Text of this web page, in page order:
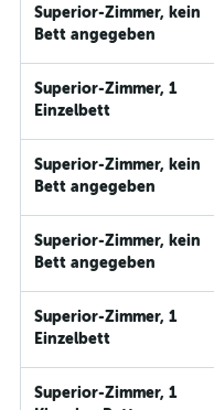
Superior-Zimmer, kein
Bett angegeben
Superior-Zimmer, 1
Einzelbett
Superior-Zimmer, kein
Bett angegeben
Superior-Zimmer, kein
Bett angegeben
Superior-Zimmer, 1
Einzelbett
Superior-Zimmer, 1